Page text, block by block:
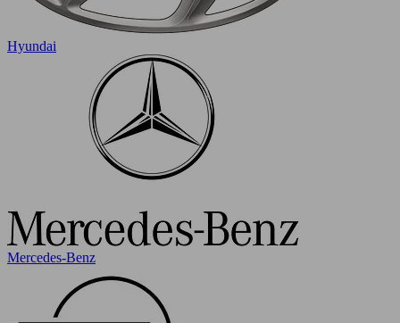
Hyundai
Mercedes-Benz